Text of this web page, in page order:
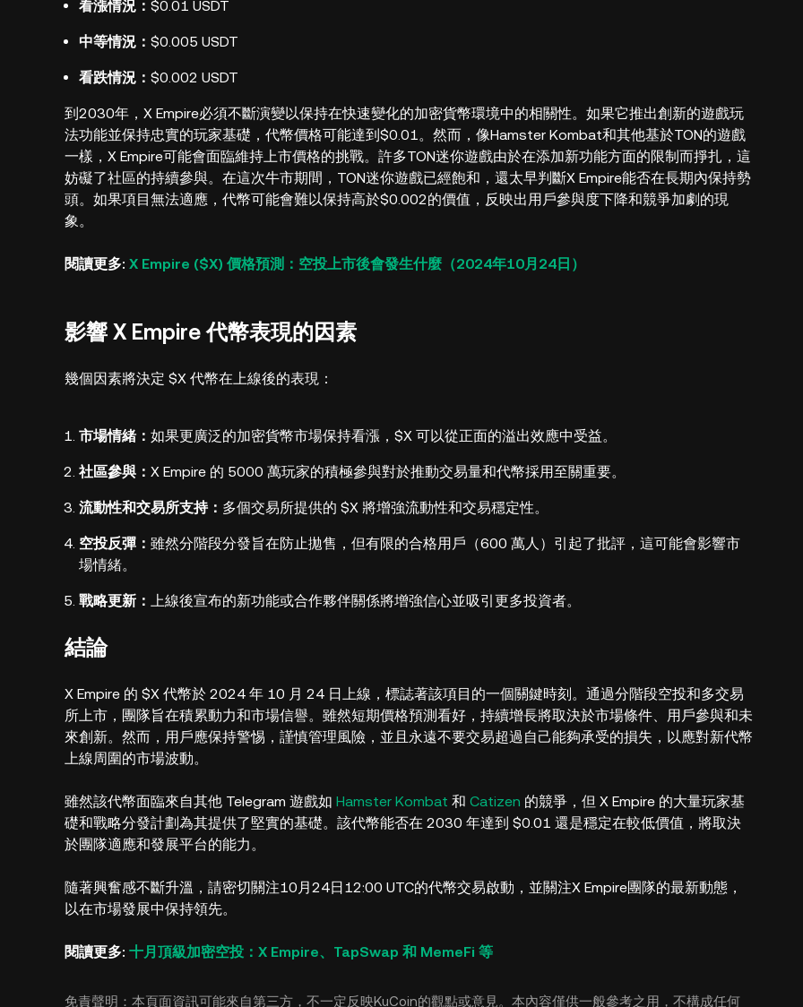
看漲情況： $0.01 USDT
中等情況： $0.005 USDT
看跌情況： $0.002 USDT
到2030年，X Empire必須不斷演變以保持在快速變化的加密貨幣環境中的相關性。如果它推出創新的遊戲玩
法功能並保持忠實的玩家基礎，代幣價格可能達到$0.01。然而，像Hamster Kombat和其他基於TON的遊戲
一樣，X Empire可能會面臨維持上市價格的挑戰。許多TON迷你遊戲由於在添加新功能方面的限制而掙扎，這
妨礙了社區的持續參與。在這次牛市期間，TON迷你遊戲已經飽和，還太早判斷X Empire能否在長期內保持勢
頭。如果項目無法適應，代幣可能會難以保持高於$0.002的價值，反映出用戶參與度下降和競爭加劇的現
象。
閱讀更多: X Empire ($X) 價格預測：空投上市後會發生什麼（2024年10月24日）
影響 X Empire 代幣表現的因素
幾個因素將決定 $X 代幣在上線後的表現：
市場情緒： 如果更廣泛的加密貨幣市場保持看漲，$X 可以從正面的溢出效應中受益。
社區參與： X Empire 的 5000 萬玩家的積極參與對於推動交易量和代幣採用至關重要。
流動性和交易所支持： 多個交易所提供的 $X 將增強流動性和交易穩定性。
空投反彈： 雖然分階段分發旨在防止拋售，但有限的合格用戶（600 萬人）引起了批評，這可能會影響市
場情緒。
戰略更新： 上線後宣布的新功能或合作夥伴關係將增強信心並吸引更多投資者。
結論
X Empire 的 $X 代幣於 2024 年 10 月 24 日上線，標誌著該項目的一個關鍵時刻。通過分階段空投和多交易
所上市，團隊旨在積累動力和市場信譽。雖然短期價格預測看好，持續增長將取決於市場條件、用戶參與和未
來創新。然而，用戶應保持警惕，謹慎管理風險，並且永遠不要交易超過自己能夠承受的損失，以應對新代幣
上線周圍的市場波動。
雖然該代幣面臨來自其他 Telegram 遊戲如 Hamster Kombat 和 Catizen 的競爭，但 X Empire 的大量玩家基
礎和戰略分發計劃為其提供了堅實的基礎。該代幣能否在 2030 年達到 $0.01 還是穩定在較低價值，將取決
於團隊適應和發展平台的能力。
隨著興奮感不斷升溫，請密切關注10月24日12:00 UTC的代幣交易啟動，並關注X Empire團隊的最新動態，
以在市場發展中保持領先。
閱讀更多: 十月頂級加密空投：X Empire、TapSwap 和 MemeFi 等
免責聲明：本頁面資訊可能來自第三方，不一定反映KuCoin的觀點或意見。本內容僅供一般參考之用，不構成任何